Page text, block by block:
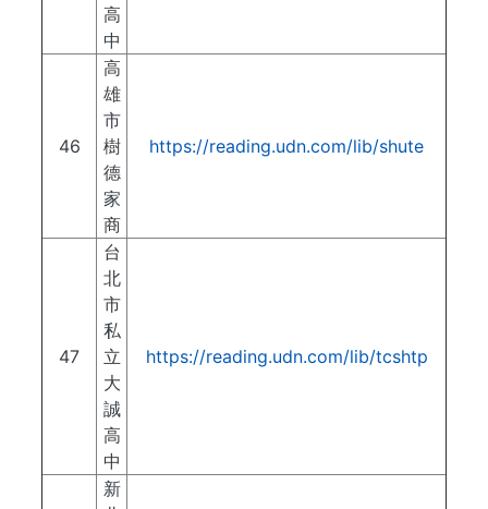
高
中
46
高
雄
市
樹
德
家
商
https://reading.udn.com/lib/shute
47
台
北
市
私
立
大
誠
高
中
https://reading.udn.com/lib/tcshtp
新